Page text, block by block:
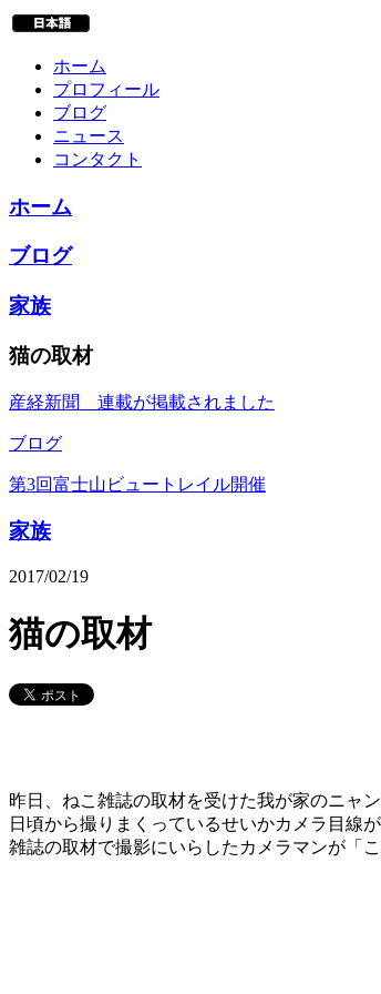
ホーム
プロフィール
ブログ
ニュース
コンタクト
ホーム
ブログ
家族
猫の取材
産経新聞 連載が掲載されました
ブログ
第3回富士山ビュートレイル開催
家族
2017/02/19
猫の取材
昨日、ねこ雑誌の取材を受けた我が家のニャ
日頃から撮りまくっているせいかカメラ目線
雑誌の取材で撮影にいらしたカメラマンが「